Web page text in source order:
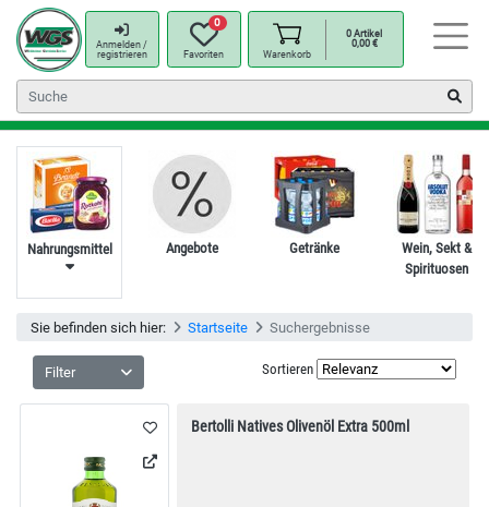
Anmelden /
registrieren
0
Favoriten Warenkorb
0Artikel
0,00 €
Nahrungsmittel Angebote Getränke
Wein, Sekt &
Spirituosen
Sie befinden sich hier: Startseite Suchergebnisse
Filter Sortieren
Bertolli Natives Olivenöl Extra 500ml